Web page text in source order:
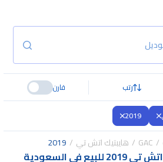
رتب قارن
2019
GAC هايبتيك اتش تي 2019